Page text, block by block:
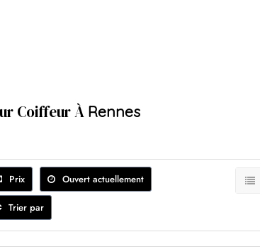
Coiffeur À Rennes
Prix Ouvert actuellement
Trier par